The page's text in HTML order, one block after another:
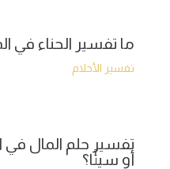
ما تفسير الحناء في
تفسير الأحلام
تفسير حلم المال في
أو سيئًا؟